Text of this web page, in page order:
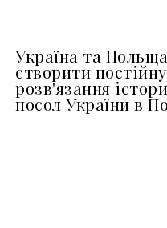
Україна та
створити
розв'язання
посол України в